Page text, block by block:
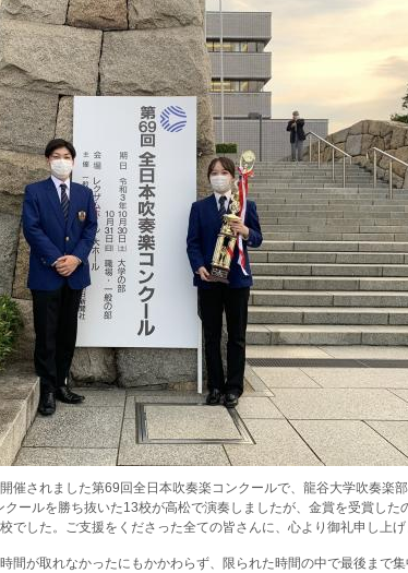
催されました第69回全日本吹奏楽コンクールで、龍谷大学吹奏楽
ールを勝ち抜いた13校が高松で演奏しましたが、金賞を受賞した
でした。ご支援をくださった全ての皆さんに、心より御礼申し上げ
間が取れなかったにもかかわらず、限られた時間の中で最後まで集